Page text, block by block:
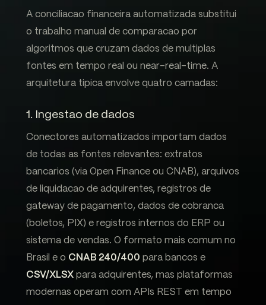
A conciliacao financeira automatizada substitui
o trabalho manual de comparacao por
algoritmos que cruzam dados de multiplas
fontes em tempo real ou near-real-time. A
arquitetura tipica envolve quatro camadas:
1. Ingestao de dados
Conectores automatizados importam dados
de todas as fontes relevantes: extratos
bancarios (via Open Finance ou CNAB), arquivos
de liquidacao de adquirentes, registros de
gateway de pagamento, dados de cobranca
(boletos, PIX) e registros internos do ERP ou
sistema de vendas. O formato mais comum no
Brasil e o CNAB 240/400 para bancos e
CSV/XLSX para adquirentes, mas plataformas
modernas operam com APIs REST em tempo